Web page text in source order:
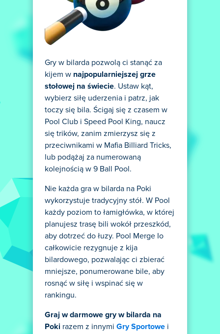
Gry w bilarda pozwolą ci stanąć za
kijem w najpopularniejszej grze
stołowej na świecie. Ustaw kąt,
wybierz siłę uderzenia i patrz, jak
toczy się bila. Ścigaj się z czasem w
Pool Club i Speed Pool King, naucz
się trików, zanim zmierzysz się z
przeciwnikami w Mafia Billiard Tricks,
lub podążaj za numerowaną
kolejnością w 9 Ball Pool.
Nie każda gra w bilarda na Poki
wykorzystuje tradycyjny stół. W Pool
każdy poziom to łamigłówka, w której
planujesz trasę bili wokół przeszkód,
aby dotrzeć do łuzy. Pool Merge Io
całkowicie rezygnuje z kija
bilardowego, pozwalając ci zbierać
mniejsze, ponumerowane bile, aby
rosnąć w siłę i wspinać się w
rankingu.
Graj w darmowe gry w bilarda na
Poki razem z innymi Gry Sportowe i